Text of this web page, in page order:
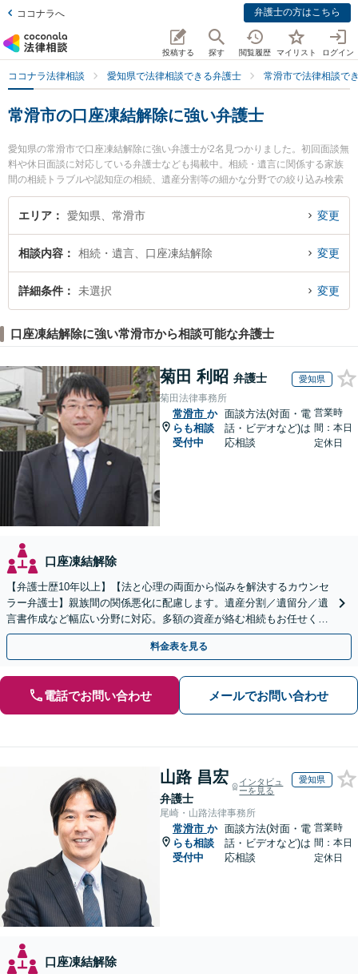
ココナラへ 弁護士の方はこちら
投稿する 探す 閲覧履歴 マイリスト ログイン
ココナラ法律相談 愛知県で法律相談できる弁護士 常滑市で法律相談で
常滑市の口座凍結解除に強い弁護士
愛知県の常滑市で口座凍結解除に強い弁護士が2名見つかりました。初回面談無
料や休日面談に対応している弁護士なども掲載中。相続・遺言に関係する家族
間の相続トラブルや認知症の相続、遺産分割等の細かな分野での絞り込み検索
もでき便利です。特にとこなめ法律事務所の伊藤 真悟弁護士やのぞみの森法律
事務所の森下 裕介弁護士のプロフィール情報や弁護士費用、強みなどが注目さ
弁護士を検索したい』『初回相談無料で口座凍結解除を法律相談できる常滑市
内の弁護士に相談予約したい』などでお困りの相談者さんにおすすめです。
エリア 愛知県、常滑市 変更
相談内容 相続・遺言、口座凍結解除 変更
詳細条件 未選択 変更
口座凍結解除に強い常滑市から相談可能な弁護士
菊田 利昭 弁護士 愛知県
菊田法律事務所
常滑市 か
らも相談
受付中
面談方法(対面・電
話・ビデオなど)は
応相談
営業時
間：本日
定休日
口座凍結解除
【弁護士歴10年以上】【法と心理の両面から悩みを解決するカウンセ
ラー弁護士】親族間の関係悪化に配慮します。遺産分割／遺留分／遺
言書作成など幅広い分野に対応。多額の資産が絡む相続もお任せくだ
さい。【夜間・休日の相談可能】【駐車場完備】
料金表を見る
電話でお問い合わせ メールでお問い合わせ
山路 昌宏
弁護士
インタビュ
ーを見る
愛知県
尾崎・山路法律事務所
常滑市 か
らも相談
受付中
面談方法(対面・電
話・ビデオなど)は
応相談
営業時
間：本日
定休日
口座凍結解除